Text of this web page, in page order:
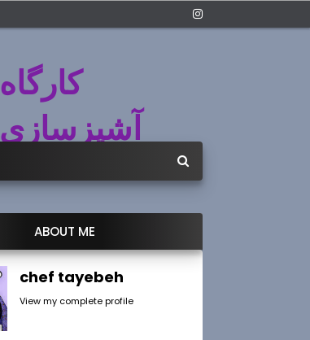
کارگاه
آشپزسازی
ABOUT ME
chef tayebeh
View my complete profile